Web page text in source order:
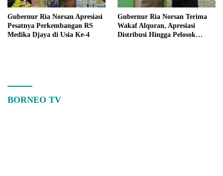
Gubernur Ria Norsan Apresiasi
Pesatnya Perkembangan RS
Medika Djaya di Usia Ke-4
Gubernur Ria Norsan Terima
Wakaf Alquran, Apresiasi
Distribusi Hingga Pelosok
BORNEO TV